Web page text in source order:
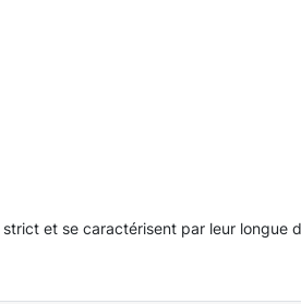
et se caractérisent par leur longue